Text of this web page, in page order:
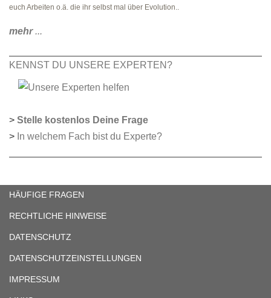
euch Arbeiten o.ä. die ihr selbst mal über Evolution..
mehr...
KENNST DU UNSERE EXPERTEN?
> Stelle kostenlos Deine Frage
> In welchem Fach bist du Experte?
HÄUFIGE FRAGEN
RECHTLICHE HINWEISE
DATENSCHUTZ
DATENSCHUTZEINSTELLUNGEN
IMPRESSUM